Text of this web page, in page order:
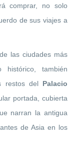
comprar, no solo
de sus viajes a
las ciudades más
también
restos del Palacio
portada, cubierta
narran la antigua
de Asia en los